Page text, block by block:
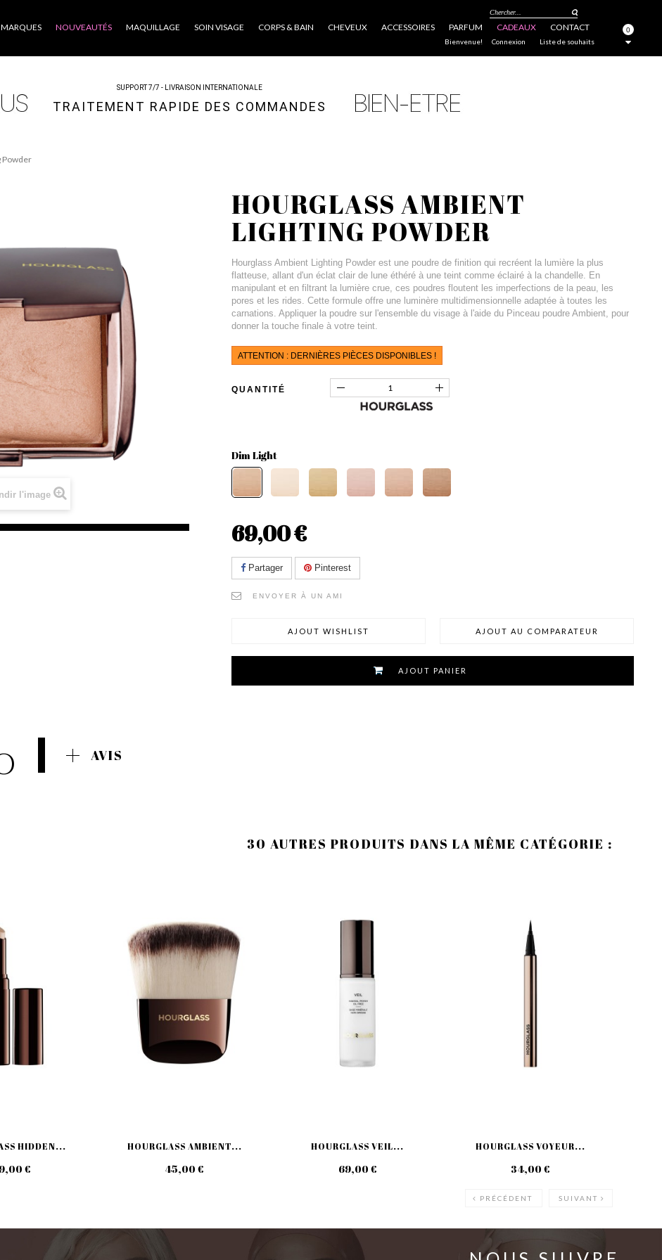
MARQUES NOUVEAUTÉS MAQUILLAGE SOIN VISAGE CORPS & BAIN CHEVEUX ACCESSOIRES PARFUM CADEAUX CONTACT
Chercher...
0
Liste de souhaits
Bienvenue! Connexion
SUPPORT 7/7 - LIVRAISON INTERNATIONALE
TRAITEMENT RAPIDE DES COMMANDES
Powder
l'image
HOURGLASS AMBIENT
LIGHTING POWDER
Hourglass Ambient Lighting Powder est une poudre de finition qui recréent la lumière la plus
flatteuse, allant d'un éclat clair de lune éthéré à une teint comme éclairé à la chandelle. En
manipulant et en filtrant la lumière crue, ces poudres floutent les imperfections de la peau, les
pores et les rides. Cette formule offre une luminère multidimensionnelle adaptée à toutes les
carnations. Appliquer la poudre sur l'ensemble du visage à l'aide du Pinceau poudre Ambient, pour
donner la touche finale à votre teint.
ATTENTION : DERNIÈRES PIÈCES DISPONIBLES !
QUANTITÉ
Dim Light
69,00 €
Partager Pinterest
ENVOYER À UN AMI
AJOUT WISHLIST AJOUT AU COMPARATEUR
AJOUT PANIER
AVIS
30 AUTRES PRODUITS DANS LA MÊME CATÉGORIE :
HIDDEN...
€
HOURGLASS AMBIENT...
45,00 €
HOURGLASS VEIL...
69,00 €
HOURGLASS VOYEUR...
34,00 €
PRÉCÉDENT SUIVANT